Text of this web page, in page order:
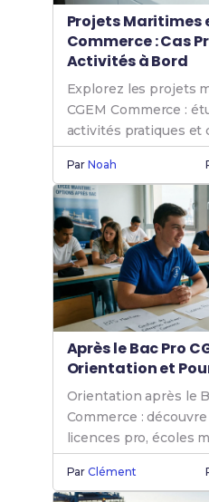
Projets Maritimes
Commerce : Cas
Activités à Bord
Explorez les projets
CGEM Commerce :
activités pratiques et
terrain essentielles.
ParNoah
Après le Bac Pro
Orientation et
Orientation après le
Commerce :
licences pro, écoles
débouchés
ParClément